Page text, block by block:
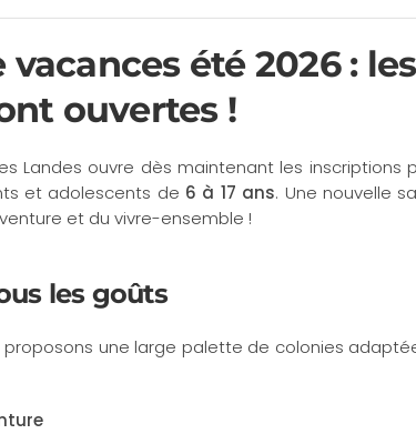
vacances été 2026 : les
ouvertes !
Landes ouvre dès maintenant les inscriptions
et adolescents de 6 à 17 ans. Une nouvelle
et du vivre-ensemble !
les goûts
une large palette de colonies